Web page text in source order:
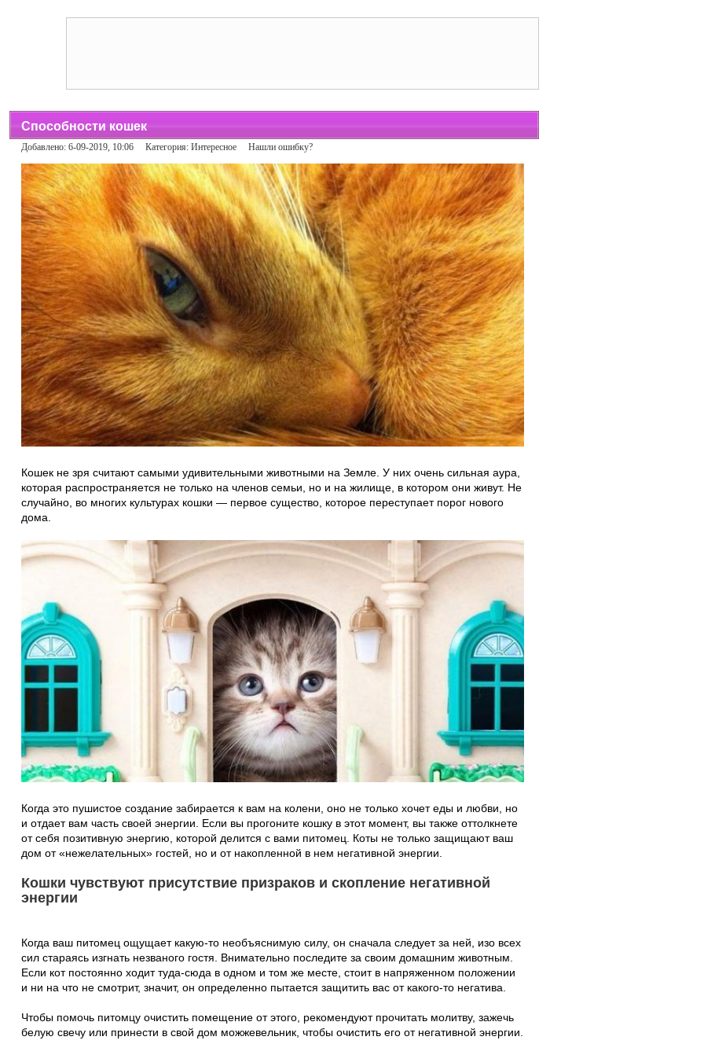
Способности кошек
Добавлено: 6-09-2019, 10:06 Категория: Интересное Нашли ошибку?
Кошек не зря считают самыми удивительными животными на Земле. У них очень сильная аура,
которая распространяется не только на членов семьи, но и на жилище, в котором они живут. Не
случайно, во многих культурах кошки — первое существо, которое переступает порог нового
дома.
Когда это пушистое создание забирается к вам на колени, оно не только хочет еды и любви, но
и отдает вам часть своей энергии. Если вы прогоните кошку в этот момент, вы также оттолкнете
от себя позитивную энергию, которой делится с вами питомец. Коты не только защищают ваш
дом от «нежелательных» гостей, но и от накопленной в нем негативной энергии.
Кошки чувствуют присутствие призраков и скопление негативной
энергии
Когда ваш питомец ощущает какую-то необъяснимую силу, он сначала следует за ней, изо всех
сил стараясь изгнать незваного гостя. Внимательно последите за своим домашним животным.
Если кот постоянно ходит туда-сюда в одном и том же месте, стоит в напряженном положении
и ни на что не смотрит, значит, он определенно пытается защитить вас от какого-то негатива.
Чтобы помочь питомцу очистить помещение от этого, рекомендуют прочитать молитву, зажечь
белую свечу или принести в свой дом можжевельник, чтобы очистить его от негативной энергии.